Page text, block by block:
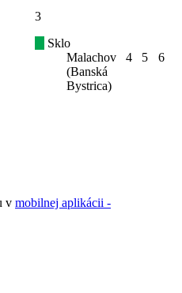
3
Sklo
Malachov
(Banská
Bystrica)
4 5 6
v mobilnej aplikácii -